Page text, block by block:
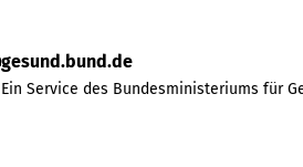
gesund.bund.de
Ein Service des Bundesministeriums für